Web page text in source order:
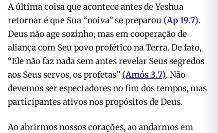
A última coisa que acontece antes de Yeshua
retornar é que Sua “noiva” se preparou (Ap 19.7).
Deus não age sozinho, mas em cooperação de
aliança com Seu povo profético na Terra. De fato,
“Ele não faz nada sem antes revelar Seus segredos
aos Seus servos, os profetas” (Amós 3.7). Não
devemos ser espectadores no fim dos tempos, mas
participantes ativos nos propósitos de Deus.
Ao abrirmos nossos corações, ao andarmos em